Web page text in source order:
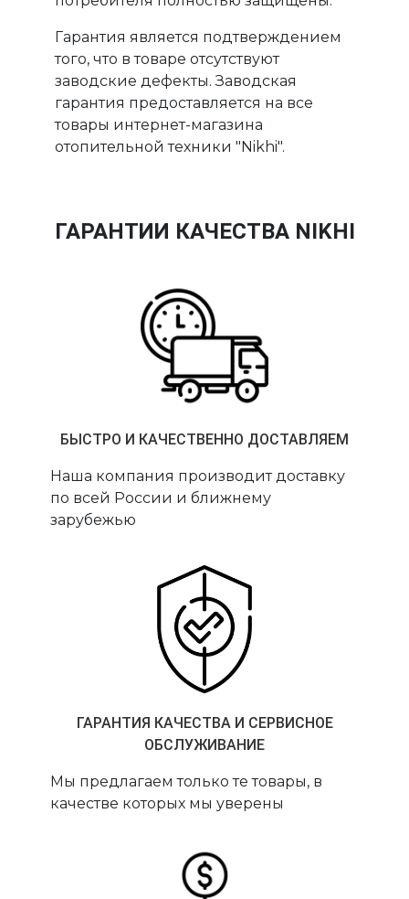
Гарантия является подтверждением
того, что в товаре отсутствуют
заводские дефекты. Заводская
гарантия предоставляется на все
товары интернет-магазина
отопительной техники "Nikhi".
ГАРАНТИИ КАЧЕСТВА NIKHI
БЫСТРО И КАЧЕСТВЕННО ДОСТАВЛЯЕМ
Наша компания производит доставку
по всей России и ближнему
зарубежью
ГАРАНТИЯ КАЧЕСТВА И СЕРВИСНОЕ
ОБСЛУЖИВАНИЕ
Мы предлагаем только те товары, в
качестве которых мы уверены